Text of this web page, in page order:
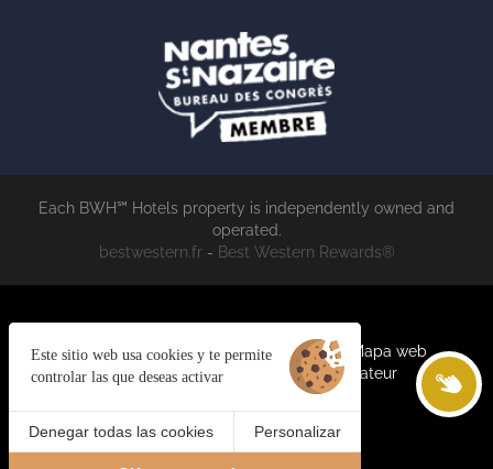
Each BWH℠ Hotels property is independently owned and
operated.
bestwestern.fr- Best Western Rewards®
Cookies Trabaja con nosotros Aviso legal
Mapa web
Espace privé©2023 Juliana Web Créateur
Este sitio web usa cookies y te permite
controlar las que deseas activar
Denegar todas las cookies Personalizar